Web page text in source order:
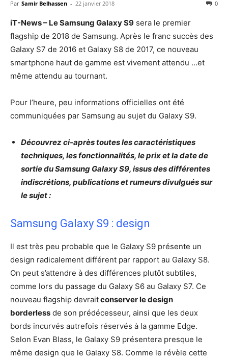
Par Samir Belhassen - 22 janvier 2018 0
iT-News – Le Samsung Galaxy S9 sera le premier
flagship de 2018 de Samsung. Après le franc succès des
Galaxy S7 de 2016 et Galaxy S8 de 2017, ce nouveau
smartphone haut de gamme est vivement attendu …et
même attendu au tournant.
Pour l’heure, peu informations officielles ont été
communiquées par Samsung au sujet du Galaxy S9.
Découvrez ci-après toutes les caractéristiques
techniques, les fonctionnalités, le prix et la date de
sortie du Samsung Galaxy S9, issus des différentes
indiscrétions, publications et rumeurs divulgués sur
le sujet :
Samsung Galaxy S9 : design
Il est très peu probable que le Galaxy S9 présente un
design radicalement différent par rapport au Galaxy S8.
On peut s’attendre à des différences plutôt subtiles,
comme lors du passage du Galaxy S6 au Galaxy S7. Ce
nouveau flagship devraitconserver le design
borderless de son prédécesseur, ainsi que les deux
bords incurvés autrefois réservés à la gamme Edge.
Selon Evan Blass, le Galaxy S9 présentera presque le
même design que le Galaxy S8. Comme le révèle cette